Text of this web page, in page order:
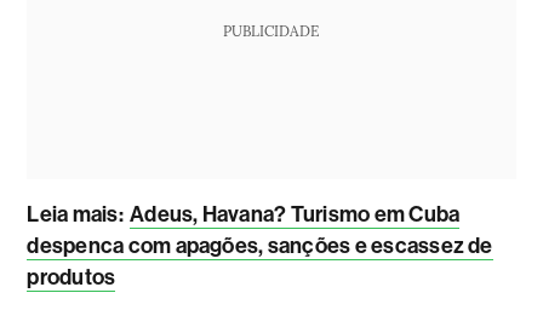
PUBLICIDADE
Leia mais: Adeus, Havana? Turismo em Cuba
despenca com apagões, sanções e escassez de
produtos